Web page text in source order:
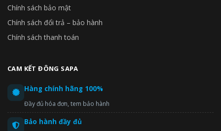
Chính sách bảo mật
Chính sách đổi trả – bảo hành
Chính sách thanh toán
CAM KẾT ĐÔNG SAPA
Hàng chính hãng 100%
Đầy đủ hóa đơn, tem bảo hành
Bảo hành đầy đủ